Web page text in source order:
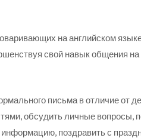
на английском
свой навык общения на
письма в отличие от
обсудить личные вопросы,
поздравить с